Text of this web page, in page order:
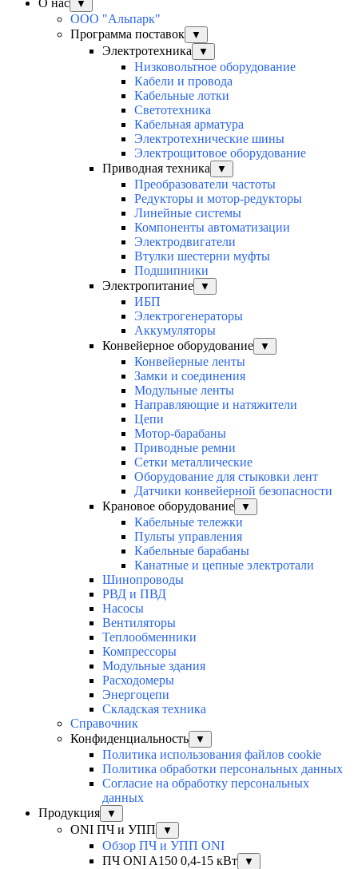
О нас
▼
ООО "Альпарк"
Программа поставок
▼
Электротехника ▼
Низковольтное оборудование
Кабели и провода
Кабельные лотки
Светотехника
Кабельная арматура
Электротехнические шины
Электрощитовое оборудование
Приводная техника
▼
Преобразователи частоты
Редукторы и мотор-редукторы
Линейные системы
Компоненты автоматизации
Электродвигатели
Втулки шестерни муфты
Подшипники
Электропитание
▼
ИБП
Электрогенераторы
Аккумуляторы
Конвейерное оборудование
▼
Конвейерные ленты
Замки и соединения
Модульные ленты
Направляющие и натяжители
Цепи
Мотор-барабаны
Приводные ремни
Сетки металлические
Оборудование для стыковки лент
Датчики конвейерной безопасности
Крановое оборудование
▼
Кабельные тележки
Пульты управления
Кабельные барабаны
Канатные и цепные электротали
Шинопроводы
РВД и ПВД
Насосы
Вентиляторы
Теплообменники
Компрессоры
Модульные здания
Расходомеры
Энергоцепи
Складская техника
Справочник
Конфиденциальность
▼
Политика использования файлов cookie
Политика обработки персональных данных
Согласие на обработку персональных
данных
Продукция
▼
ONI ПЧ и УПП ▼
Обзор ПЧ и УПП ONI
ПЧ ONI A150 0,4-15 кВт
▼